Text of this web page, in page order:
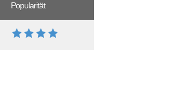
Popularität